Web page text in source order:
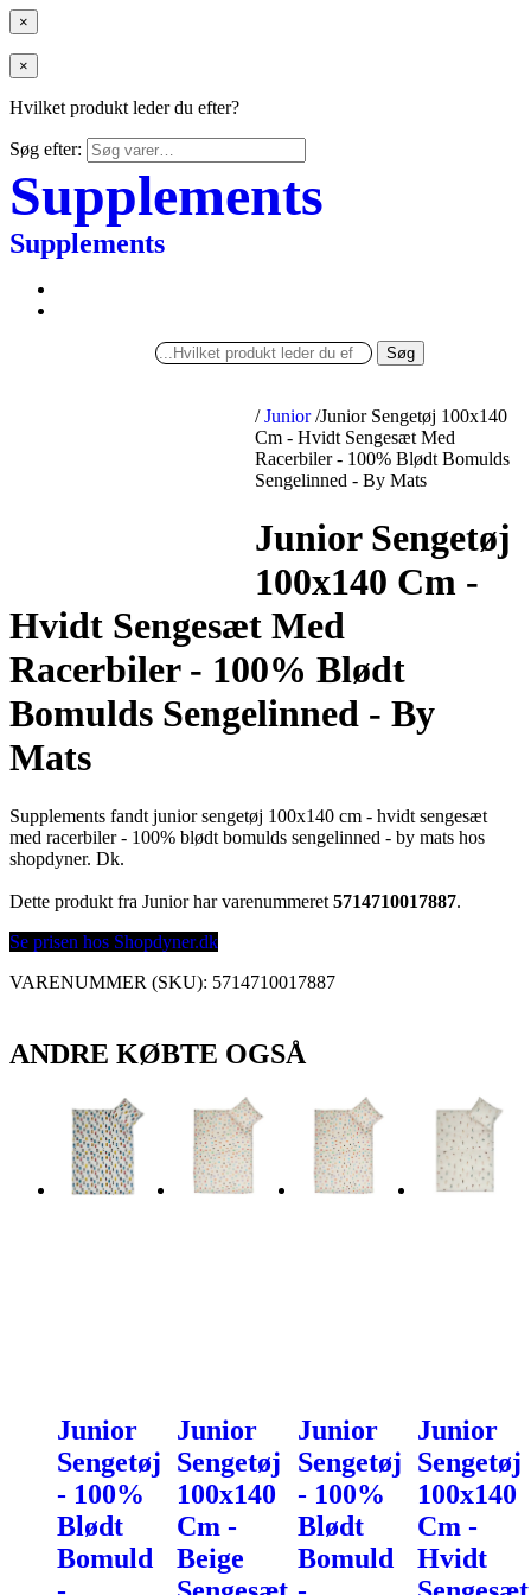
×
×
Hvilket produkt leder du efter?
Søg efter:
Supplements
Supplements
Søg
/ Junior /Junior Sengetøj 100x140
Cm - Hvidt Sengesæt Med
Racerbiler - 100% Blødt Bomulds
Sengelinned - By Mats
Junior Sengetøj
100x140 Cm -
Hvidt Sengesæt Med
Racerbiler - 100% Blødt
Bomulds Sengelinned - By
Mats
Supplements fandt junior sengetøj 100x140 cm - hvidt sengesæt
med racerbiler - 100% blødt bomulds sengelinned - by mats hos
shopdyner. Dk.
Dette produkt fra Junior har varenummeret 5714710017887.
Se prisen hos Shopdyner.dk
VARENUMMER (SKU): 5714710017887
ANDRE KØBTE OGSÅ
Junior
Sengetøj
- 100%
Blødt
Bomuld
Junior
Sengetøj
100x140
Cm -
Beige
Junior
Sengetøj
- 100%
Blødt
Bomuld
Junior
Sengetøj
100x140
Cm -
Hvidt